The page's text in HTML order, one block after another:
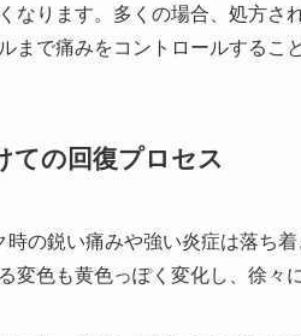
なります。多くの場合、処方さ
まで痛みをコントロールするこ
ての回復プロセス
の鋭い痛みや強い炎症は落ち
変色も黄色っぽく変化し、徐々